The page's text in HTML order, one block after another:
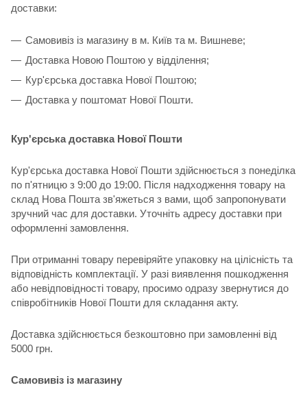
доставки:
Самовивіз із магазину в м. Київ та м. Вишневе;
Доставка Новою Поштою у відділення;
Кур'єрська доставка Нової Поштою;
Доставка у поштомат Нової Пошти.
Кур'єрська доставка Нової Пошти
Кур'єрська доставка Нової Пошти здійснюється з понеділка
по п'ятницю з 9:00 до 19:00. Після надходження товару на
склад Нова Пошта зв'яжеться з вами, щоб запропонувати
зручний час для доставки. Уточніть адресу доставки при
оформленні замовлення.
При отриманні товару перевіряйте упаковку на цілісність та
відповідність комплектації. У разі виявлення пошкодження
або невідповідності товару, просимо одразу звернутися до
співробітників Нової Пошти для складання акту.
Доставка здійснюється безкоштовно при замовленні від
5000 грн.
Самовивіз із магазину